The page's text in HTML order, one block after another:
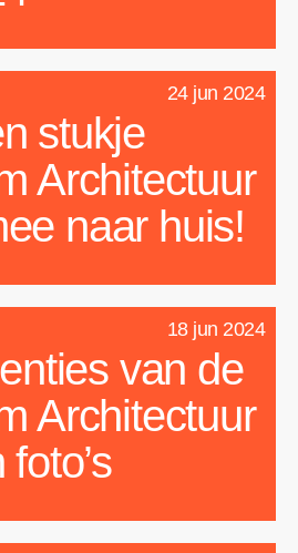
24 jun 2024
stukje
Architectuur
naar huis!
18 jun 2024
van de
Architectuur